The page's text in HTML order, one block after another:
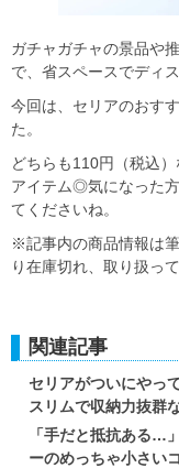
ガチャガチャの景品や
で、省スペースでディ
今回は、セリアのおす
た。
どちらも110円（税込
アイテム◎気になった
てくださいね。
※記事内の商品情報は
り在庫切れ、取り扱っ
関連記事
セリアがついにやっ
スリムで収納力抜群
「手だと抵抗ある…
ーのめっちゃ小さい